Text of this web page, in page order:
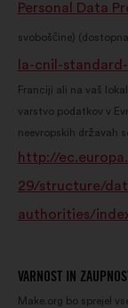
Personal Data
svoboščine)
la-cnil-
Franciji ali na vaš
varstvo podatkov v
neevropskih državah
http://
29/structure/
authorities/
VARNOST IN
Make.org bo sprejel